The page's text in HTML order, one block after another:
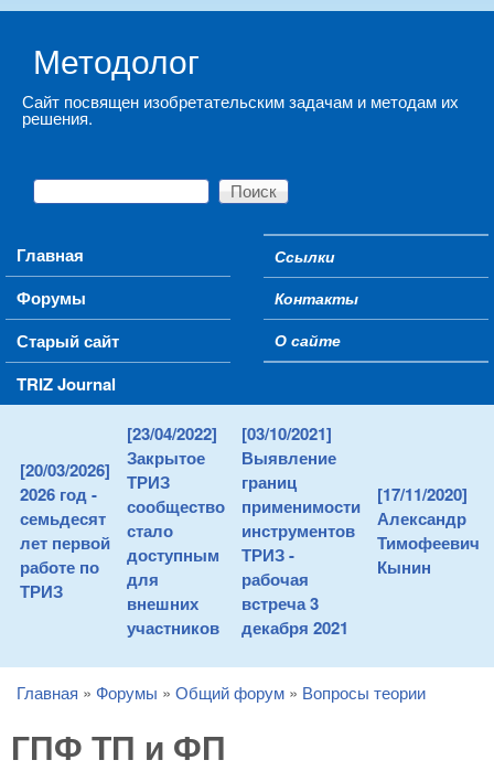
Методолог
Сайт посвящен изобретательским задачам и методам их
решения.
Форма поиска
Поиск
Main menu
Главная
Форумы
Старый сайт
TRIZ Journal
Secondary menu
Ссылки
Контакты
О сайте
[20/03/2026]
2026 год -
семьдесят
лет первой
работе по
ТРИЗ
[23/04/2022]
Закрытое
ТРИЗ
сообщество
стало
доступным
для
внешних
участников
[03/10/2021]
Выявление
границ
применимости
инструментов
ТРИЗ -
рабочая
встреча 3
декабря 2021
[17/11/2020]
Александр
Тимофеевич
Кынин
You are here
Главная » Форумы » Общий форум » Вопросы теории
ГПФ ТП и ФП